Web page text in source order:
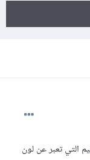
التي تعبر عن لون